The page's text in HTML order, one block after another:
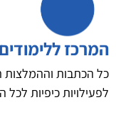
המרכז
כל הכתבות וההמלצות
לפעילויות כיפיות